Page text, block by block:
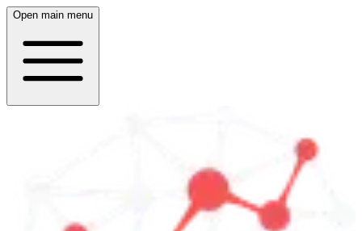
Open main menu